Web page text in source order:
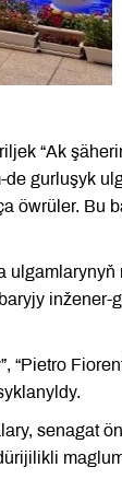
“Ak
de gurluşyk
öwrüler. Bu
ulgamlarynyň
inžener-
“Pietro
senagat